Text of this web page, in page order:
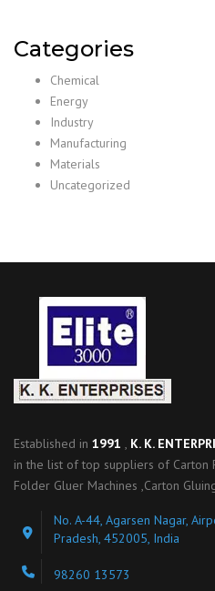
Categories
Chemical
Energy
Industry
Manufacturing
Materials
Uncategorized
Established in 1991 , K. K.
in the list of top suppliers of Carton
Folder Gluer Machines ,Carton
No. A-44, Agarsen Nagar,
Pradesh, 452005, India
98260 13573